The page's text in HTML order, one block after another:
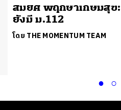
สมยศ พฤกษาเกษมสุข
ยังมี ม.112
โดย THE MOMENTUM TEAM